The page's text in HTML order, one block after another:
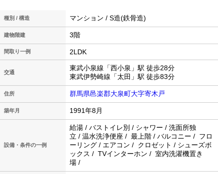
種別 / 構造 マンション / S造(鉄骨造)
建物階建 3階
間取り一例 2LDK
交通
東武小泉線「西小泉」駅 徒歩28分
東武伊勢崎線「太田」駅 徒歩83分
住所 群馬県邑楽郡大泉町大字寄木戸
築年月 1991年8月
設備・条件の一例
給湯 / バストイレ別 / シャワー / 洗面所独
立 / 温水洗浄便座 / 最上階 / バルコニー / フロ
ーリング / エアコン / クロゼット / シューズボ
ックス / TVインターホン / 室内洗濯機置き
場 /